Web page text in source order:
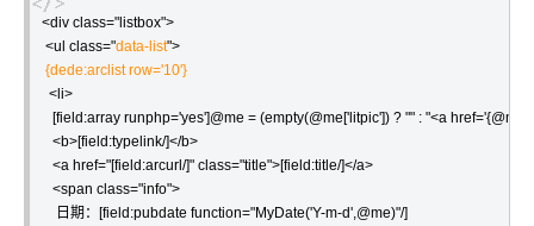
<div class="listbox">
<ul class="data-list">
  <li>
[field:array runphp='yes']@me = (empty(@me['litpic']) ? "" : "<a
   <b>[field:typelink/]</b>
   <a href="[field:arcurl/]" class="title">[field:title/]</a>
   <span class="info">
    日期：[field:pubdate function="MyDate('Y-m-d',@me)"/]